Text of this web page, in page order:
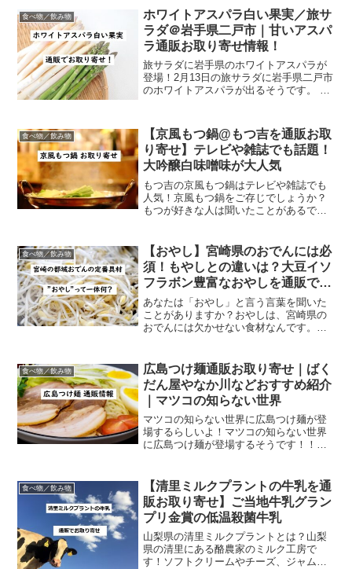
食べ物／飲み物
ホワイトアスパラ白い果実／旅サ
ラダ＠岩手県二戸市｜甘いアスパ
ラ通販お取り寄せ情報！
旅サラダに岩手県のホワイトアスパラが
登場！2月13日の旅サラダに岩手県二戸市
のホワイトアスパラが出るそうです。 白
アスパラ白い果実は甘い この投稿を
Inst...
食べ物／飲み物
【京風もつ鍋@もつ吉を通販お取
り寄せ】テレビや雑誌でも話題！
大吟醸白味噌味が大人気
もつ吉の京風もつ鍋はテレビや雑誌でも
人気！京風もつ鍋をご存じでしょうか？
もつが好きな人は聞いたことがあるであ
仕込みのスープ」×「京都大吟醸白味噌」
で作られています。スー...
食べ物／飲み物
【おやし】宮崎県のおでんには必
須！もやしとの違いは？大豆イソ
フラボン豊富なおやしを通販で購
入
あなたは「おやし」と言う言葉を聞いた
ことがありますか？おやしは、宮崎県の
おでんには欠かせない食材なんです。今
かせない”おやし”って何？ケンミンショー
で都城おでんが取り上...
食べ物／飲み物
広島つけ麺通販お取り寄せ｜ばく
だん屋やなか川などおすすめ紹介
｜マツコの知らない世界
マツコの知らない世界に広島つけ麺が登
場するらしいよ！マツコの知らない世界
に広島つけ麺が登場するそうです！！広
で、ハフハフしながら食べるや
つ・・・。最近はお好み焼き、牡蠣に...
食べ物／飲み物
【清里ミルクプラントの牛乳を通
販お取り寄せ】ご当地牛乳グラン
プリ金賞の低温殺菌牛乳
山梨県の清里ミルクプラントとは？山梨
県の清里にある酪農家のミルク工房で
す！ソフトクリームやチーズ、ジャム、